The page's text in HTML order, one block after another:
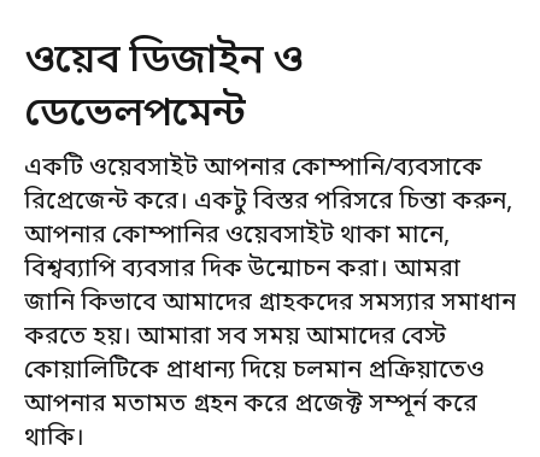
ওয়েব ডিজাইন ও
ডেভেলপমেন্ট
একটি ওয়েবসাইট আপনার কোম্পানি/ব্যবসাকে
রিপ্রেজেন্ট করে। একটু বিস্তর পরিসরে চিন্তা করুন,
আপনার কোম্পানির ওয়েবসাইট থাকা মানে,
বিশ্বব্যাপি ব্যবসার দিক উন্মোচন করা। আমরা
জানি কিভাবে আমাদের গ্রাহকদের সমস্যার সমাধান
করতে হয়। আমারা সব সময় আমাদের বেস্ট
কোয়ালিটিকে প্রাধান্য দিয়ে চলমান প্রক্রিয়াতেও
আপনার মতামত গ্রহন করে প্রজেক্ট সম্পূর্ন করে
থাকি।